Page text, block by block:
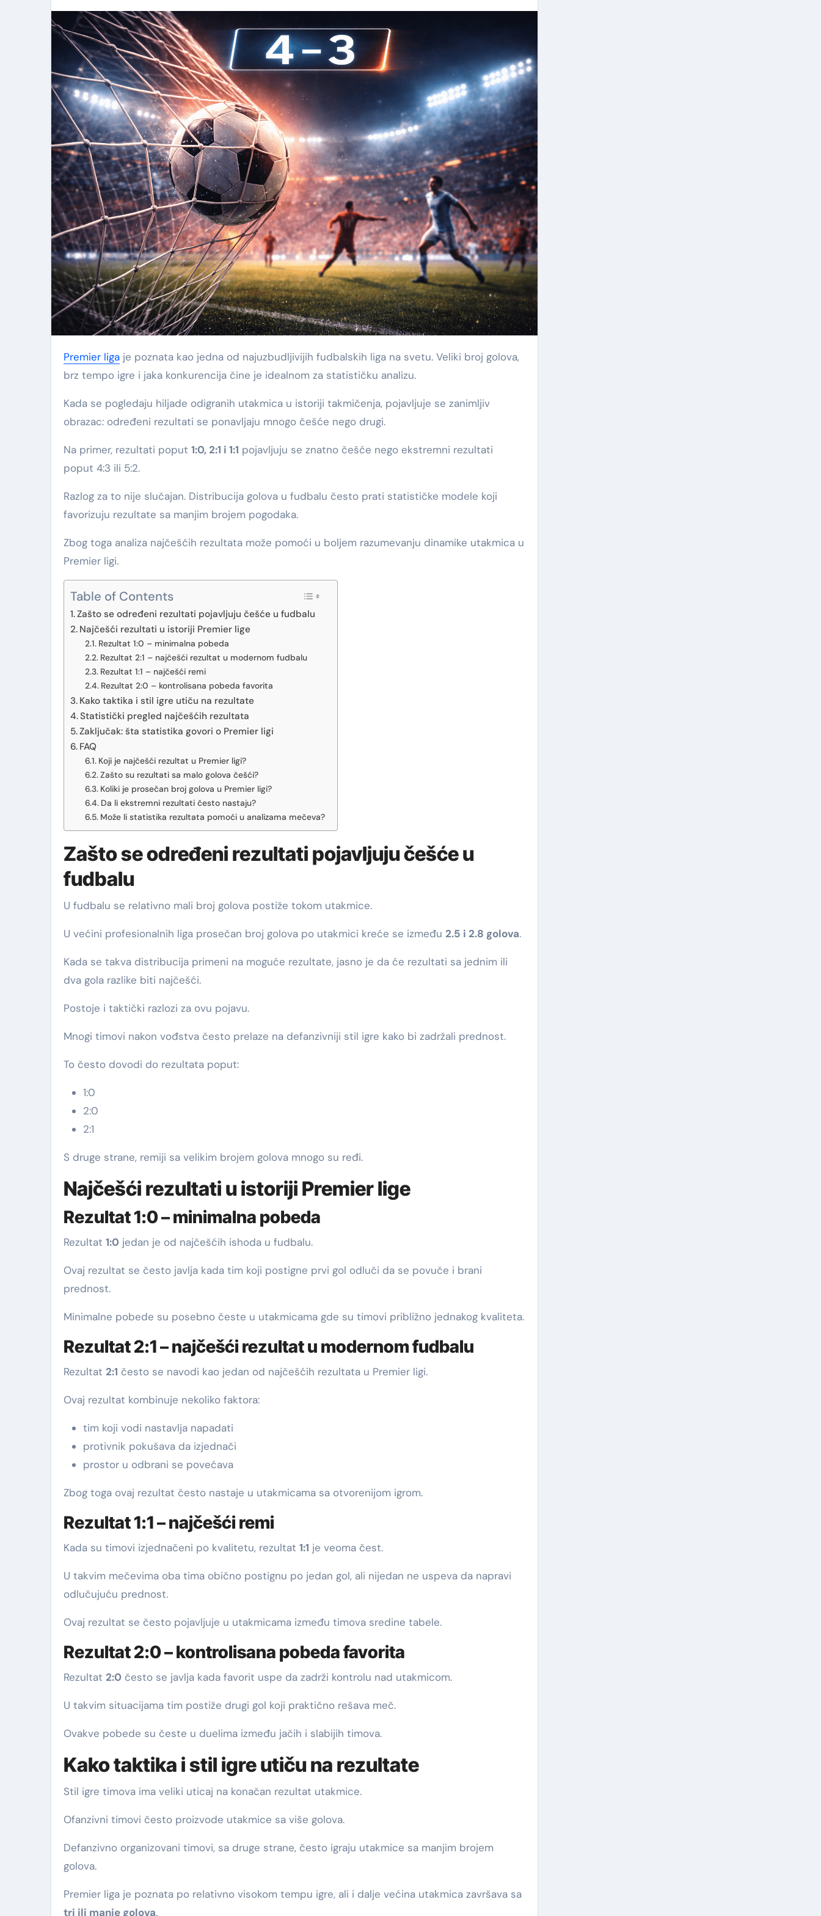
Premier liga je poznata kao jedna od najuzbudljivijih fudbalskih liga na svetu. Veliki broj golova,
brz tempo igre i jaka konkurencija čine je idealnom za statističku analizu.
Kada se pogledaju hiljade odigranih utakmica u istoriji takmičenja, pojavljuje se zanimljiv
obrazac: određeni rezultati se ponavljaju mnogo češće nego drugi.
Na primer, rezultati poput 1:0, 2:1 i 1:1 pojavljuju se znatno češće nego ekstremni rezultati
poput 4:3 ili 5:2.
Razlog za to nije slučajan. Distribucija golova u fudbalu često prati statističke modele koji
favorizuju rezultate sa manjim brojem pogodaka.
Zbog toga analiza najčešćih rezultata može pomoći u boljem razumevanju dinamike utakmica u
Premier ligi.
Table of Contents
Zašto se određeni rezultati pojavljuju češće u fudbalu
Najčešći rezultati u istoriji Premier lige
Rezultat 1:0 – minimalna pobeda
Rezultat 2:1 – najčešći rezultat u modernom fudbalu
Rezultat 1:1 – najčešći remi
Rezultat 2:0 – kontrolisana pobeda favorita
Kako taktika i stil igre utiču na rezultate
Statistički pregled najčešćih rezultata
Zaključak: šta statistika govori o Premier ligi
FAQ
Koji je najčešći rezultat u Premier ligi?
Zašto su rezultati sa malo golova češći?
Koliki je prosečan broj golova u Premier ligi?
Da li ekstremni rezultati često nastaju?
Može li statistika rezultata pomoći u analizama mečeva?
Zašto se određeni rezultati pojavljuju češće u
fudbalu
U fudbalu se relativno mali broj golova postiže tokom utakmice.
U većini profesionalnih liga prosečan broj golova po utakmici kreće se između 2.5 i 2.8 golova.
Kada se takva distribucija primeni na moguće rezultate, jasno je da će rezultati sa jednim ili
dva gola razlike biti najčešći.
Postoje i taktički razlozi za ovu pojavu.
Mnogi timovi nakon vođstva često prelaze na defanzivniji stil igre kako bi zadržali prednost.
To često dovodi do rezultata poput:
1:0
2:0
2:1
S druge strane, remiji sa velikim brojem golova mnogo su ređi.
Najčešći rezultati u istoriji Premier lige
Rezultat 1:0 – minimalna pobeda
Rezultat 1:0 jedan je od najčešćih ishoda u fudbalu.
Ovaj rezultat se često javlja kada tim koji postigne prvi gol odluči da se povuče i brani
prednost.
Minimalne pobede su posebno česte u utakmicama gde su timovi približno jednakog kvaliteta.
Rezultat 2:1 – najčešći rezultat u modernom fudbalu
Rezultat 2:1 često se navodi kao jedan od najčešćih rezultata u Premier ligi.
Ovaj rezultat kombinuje nekoliko faktora:
tim koji vodi nastavlja napadati
protivnik pokušava da izjednači
prostor u odbrani se povećava
Zbog toga ovaj rezultat često nastaje u utakmicama sa otvorenijom igrom.
Rezultat 1:1 – najčešći remi
Kada su timovi izjednačeni po kvalitetu, rezultat 1:1 je veoma čest.
U takvim mečevima oba tima obično postignu po jedan gol, ali nijedan ne uspeva da napravi
odlučujuću prednost.
Ovaj rezultat se često pojavljuje u utakmicama između timova sredine tabele.
Rezultat 2:0 – kontrolisana pobeda favorita
Rezultat 2:0 često se javlja kada favorit uspe da zadrži kontrolu nad utakmicom.
U takvim situacijama tim postiže drugi gol koji praktično rešava meč.
Ovakve pobede su česte u duelima između jačih i slabijih timova.
Kako taktika i stil igre utiču na rezultate
Stil igre timova ima veliki uticaj na konačan rezultat utakmice.
Ofanzivni timovi često proizvode utakmice sa više golova.
Defanzivno organizovani timovi, sa druge strane, često igraju utakmice sa manjim brojem
golova.
Premier liga je poznata po relativno visokom tempu igre, ali i dalje većina utakmica završava sa
tri ili manje golova.